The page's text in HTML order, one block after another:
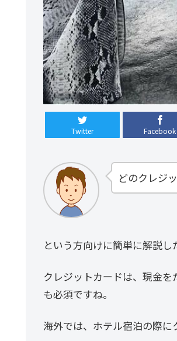
Twitter Facebook
どのクレジ
という方向けに簡単に解説し
クレジットカードは、現金
も必須ですね。
海外では、ホテル宿泊の際に